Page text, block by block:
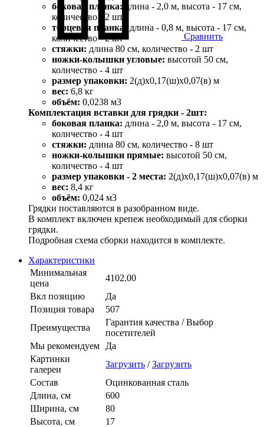
Сравнить
боковая планка: длина - 2,0 м, высота - 17 см,
количество - 2 шт
торцевая планка:
длина - 0,8 м, высота - 17 см,
количество - 2 шт
стяжки: длина 80 см, количество - 2 шт
ножки-колышки угловые: высотой 50 см,
количество - 4 шт
размер упаковки: 2(д)х0,17(ш)х0,07(в) м
вес: 6,8 кг
объём: 0,0238 м3
Комплектация вставки для грядки - 2шт:
боковая планка: длина - 2,0 м, высота - 17 см,
количество - 4 шт
стяжки: длина 80 см, количество - 8 шт
ножки-колышки прямые: высотой 50 см,
количество - 4 шт
размер упаковки - 2 места: 2(д)х0,17(ш)х0,07(в) м
вес: 8,4 кг
объём: 0,024 м3
Грядки поставляются в разобранном виде.
В комплект включен крепеж необходимый для сборки
грядки.
Подробная схема сборки находится в комплекте.
Характеристики
Минимальная
цена
4102.00
Вкл позицию
Да
Позиция товара
507
Преимущества
Гарантия качества / Выбор
посетителей
Мы рекомендуем
Да
Картинки
галереи
Загрузить /Загрузить
Состав
Оцинкованная сталь
Длина, см
600
Ширина, см
80
Высота, см
17